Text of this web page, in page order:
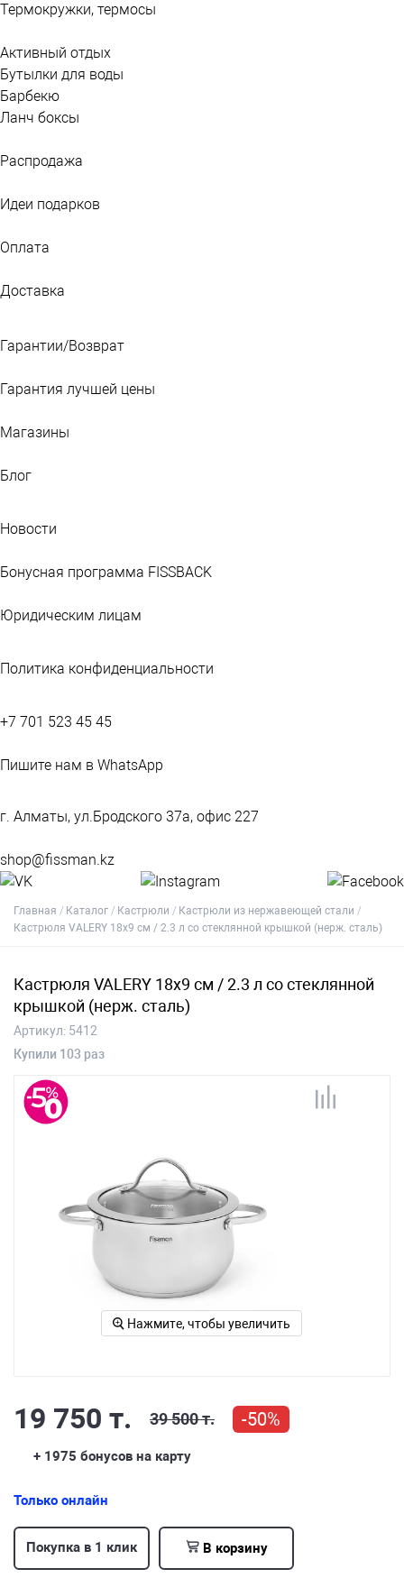
Термокружки, термосы
Активный отдых
Бутылки для воды
Барбекю
Ланч боксы
Распродажа
Идеи подарков
Оплата
Доставка
Гарантии/Возврат
Гарантия лучшей цены
Магазины
Блог
Новости
Бонусная программа FISSBACK
Юридическим лицам
Политика конфиденциальности
+7 701 523 45 45
Пишите нам в WhatsApp
г. Алматы, ул.Бродского 37а, офис 227
shop@fissman.kz
Главная Каталог Кастрюли
Кастрюли из нержавеющей стали
Кастрюля VALERY 18x9 см / 2.3 л со стеклянной крышкой (нерж. сталь)
Кастрюля VALERY 18x9 см / 2.3 л со стеклянной
крышкой (нерж. сталь)
Артикул: 5412
Купили 103 раз
Нажмите, чтобы увеличить
19 750 т. 39 500 т. -50%
+ 1975 бонусов на карту
Только онлайн
Покупка в 1 клик В корзину